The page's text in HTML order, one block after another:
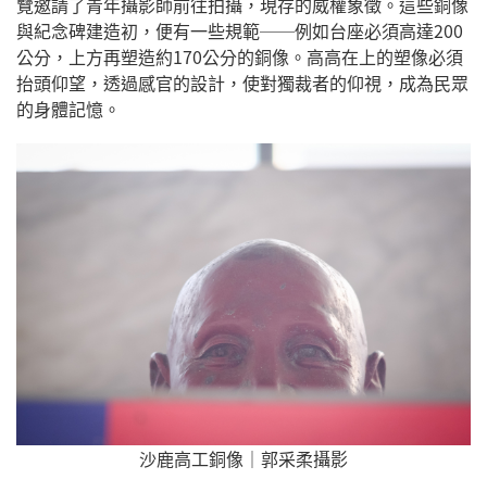
與紀念碑建造初，便有一些規範──例如台座必須高達200
公分，上方再塑造約170公分的銅像。高高在上的塑像必須
抬頭仰望，透過感官的設計，使對獨裁者的仰視，成為民眾
的身體記憶。
沙鹿高工銅像｜郭采柔攝影